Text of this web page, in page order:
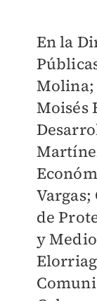
En la
Molina;
Moisés
de
y